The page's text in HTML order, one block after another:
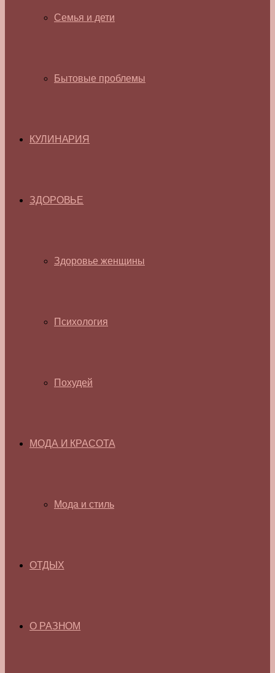
Семья и дети
Бытовые проблемы
КУЛИНАРИЯ
ЗДОРОВЬЕ
Здоровье женщины
Психология
Похудей
МОДА И КРАСОТА
Мода и стиль
ОТДЫХ
О РАЗНОМ